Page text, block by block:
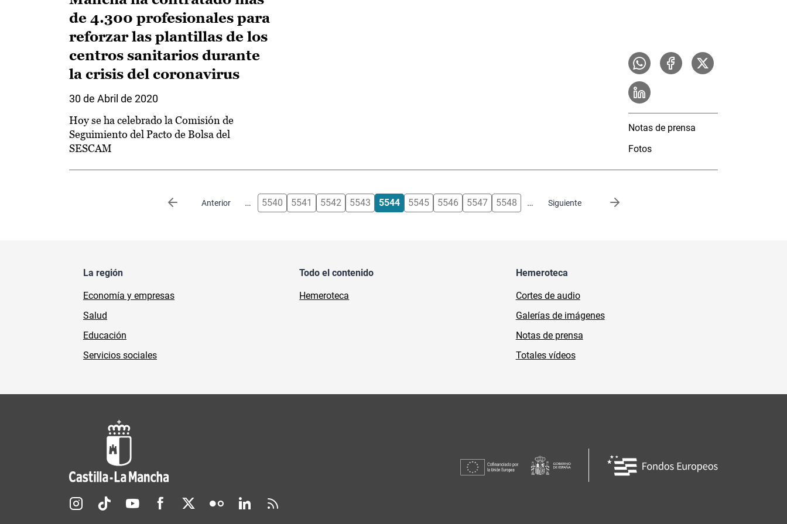
de 4.300 profesionales para
reforzar las plantillas de los
centros sanitarios durante
la crisis del coronavirus
30 de Abril de 2020
Hoy se ha celebrado la Comisión de
Seguimiento del Pacto de Bolsa del
SESCAM
Notas de prensa
Fotos
Anterior
Página anterior … 5540 5541 5542 5543 5544 5545 5546 5547 5548 … Siguiente
Siguiente página
La región
Economía y empresas
Salud
Educación
Servicios sociales
Todo el contenido
Hemeroteca
Hemeroteca
Cortes de audio
Galerías de imágenes
Notas de prensa
Totales vídeos
Redes sociales JCCM